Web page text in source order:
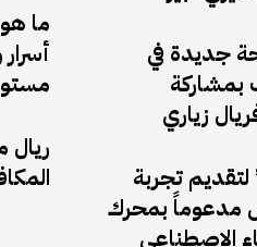
ما
ريال
جديدة في
بمشاركة
زياري
تجربة
مدعوماً بمحرك
الاصطناعي